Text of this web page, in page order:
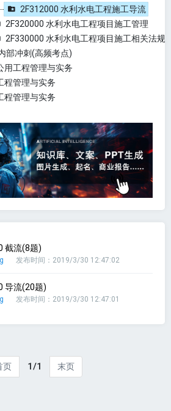
2F312000 水利水电工程施工导流
2F320000 水利水电工程项目施工管理
2F330000 水利水电工程项目施工相关法规
部冲刺(高频考点)
用工程管理与实务
程管理与实务
程管理与实务
截流(8题)
发布时间：2019/3/30 12:47:02
导流(20题)
发布时间：2019/3/30 12:47:01
页 1/1 末页